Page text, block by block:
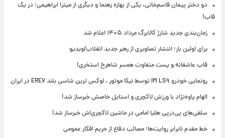
دو دختر پیمان قاسم‌خانی، یکی از بهاره رهنما و دیگری از میترا ابراهیمی؛ در یک
قاب!
زمان‌بندی جدید شارژ کالابرگ مرداد ۱۴۰۵ اعلام شد
برای اولین بار؛ انتشار تصاویری از رهبر جدید انقلاب/ویدیو
قاب عاشقانه و پست متفاوت همسر شاهرخ استخری!
رونمایی خودرو IM LS۹ توسط نیکا موتور ، لوکس ترین شاسی بلند EREV در ایران
الهام پاوه‌نژاد با ورزش لاکچری و استایل خاصش خبرساز شد!
سلفی‌های پی‌درپی هلیا امامی در ماشین لاکچری‌اش خبرساز شد!
خط مقدم نابرابر روایت‌ها؛ مصائب دفاع از حریم افکار عمومی